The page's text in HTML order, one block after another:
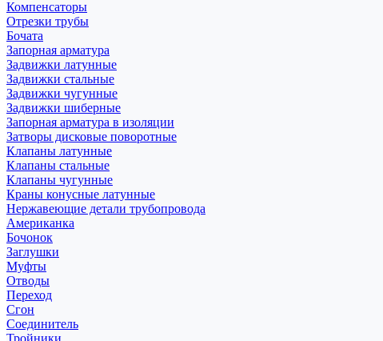
Компенсаторы
Отрезки трубы
Бочата
Запорная арматура
Задвижки латунные
Задвижки стальные
Задвижки чугунные
Задвижки шиберные
Запорная арматура в изоляции
Затворы дисковые поворотные
Клапаны латунные
Клапаны стальные
Клапаны чугунные
Краны конусные латунные
Нержавеющие детали трубопровода
Американка
Бочонок
Заглушки
Муфты
Отводы
Переход
Сгон
Соединитель
Тройники